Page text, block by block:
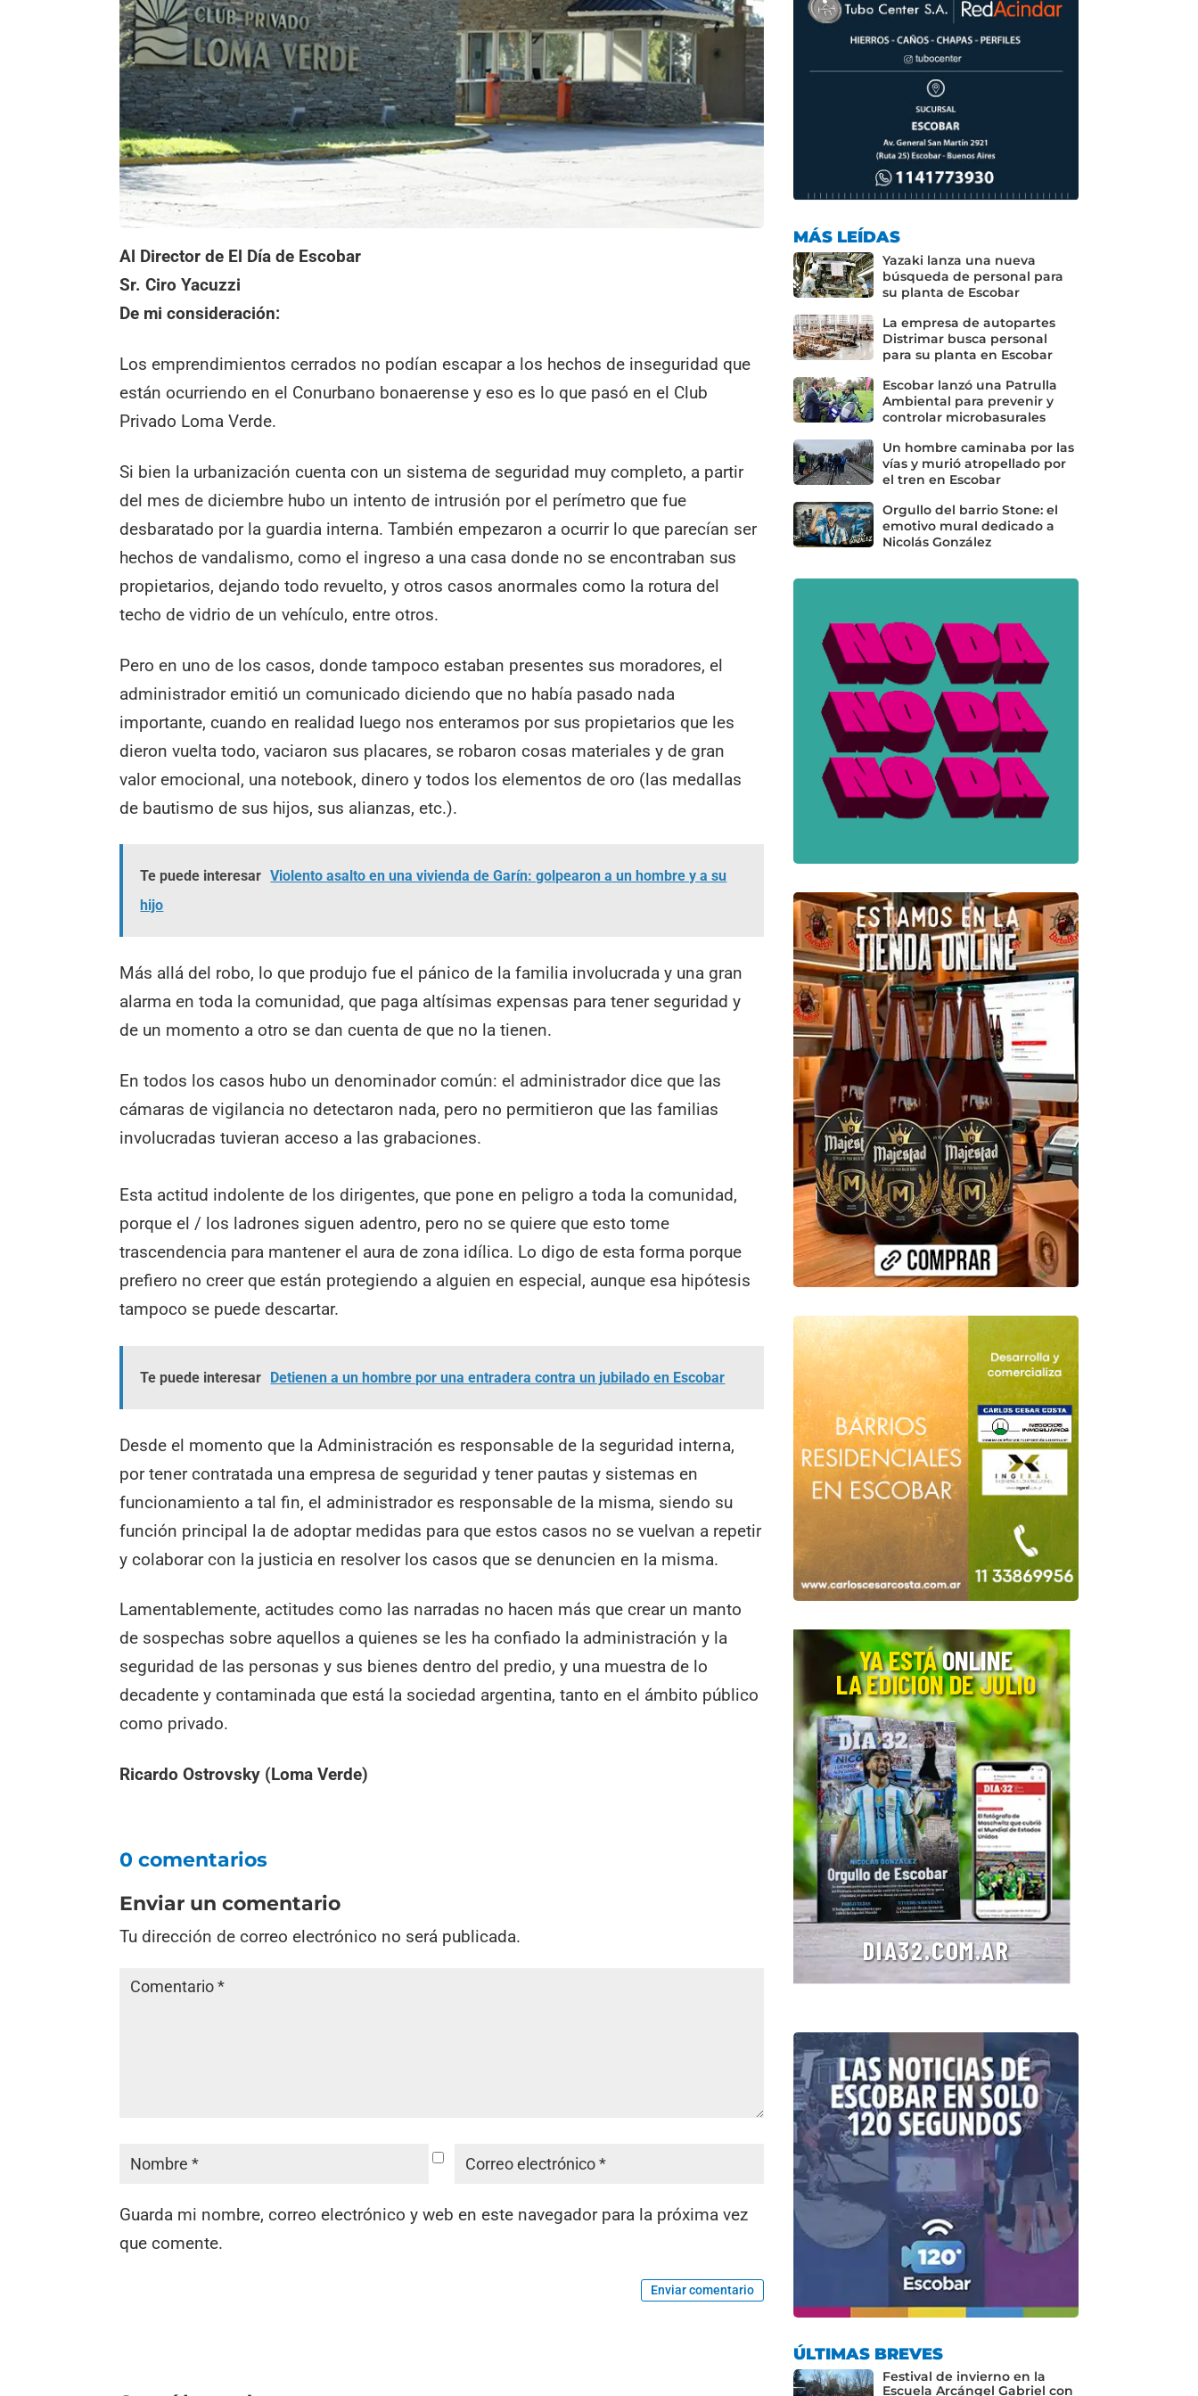
Al Director de El Día de Escobar
Sr. Ciro Yacuzzi
De mi consideración:
Los emprendimientos cerrados no podían escapar a los hechos de inseguridad que
están ocurriendo en el Conurbano bonaerense y eso es lo que pasó en el Club
Privado Loma Verde.
Si bien la urbanización cuenta con un sistema de seguridad muy completo, a partir
del mes de diciembre hubo un intento de intrusión por el perímetro que fue
desbaratado por la guardia interna. También empezaron a ocurrir lo que parecían ser
hechos de vandalismo, como el ingreso a una casa donde no se encontraban sus
propietarios, dejando todo revuelto, y otros casos anormales como la rotura del
techo de vidrio de un vehículo, entre otros.
Pero en uno de los casos, donde tampoco estaban presentes sus moradores, el
administrador emitió un comunicado diciendo que no había pasado nada
importante, cuando en realidad luego nos enteramos por sus propietarios que les
dieron vuelta todo, vaciaron sus placares, se robaron cosas materiales y de gran
valor emocional, una notebook, dinero y todos los elementos de oro (las medallas
de bautismo de sus hijos, sus alianzas, etc.).
Te puede interesar Violento asalto en una vivienda de Garín: golpearon a un hombre y a su
hijo
Más allá del robo, lo que produjo fue el pánico de la familia involucrada y una gran
alarma en toda la comunidad, que paga altísimas expensas para tener seguridad y
de un momento a otro se dan cuenta de que no la tienen.
En todos los casos hubo un denominador común: el administrador dice que las
cámaras de vigilancia no detectaron nada, pero no permitieron que las familias
involucradas tuvieran acceso a las grabaciones.
Esta actitud indolente de los dirigentes, que pone en peligro a toda la comunidad,
porque el / los ladrones siguen adentro, pero no se quiere que esto tome
trascendencia para mantener el aura de zona idílica. Lo digo de esta forma porque
prefiero no creer que están protegiendo a alguien en especial, aunque esa hipótesis
tampoco se puede descartar.
Te puede interesar Detienen a un hombre por una entradera contra un jubilado en Escobar
Desde el momento que la Administración es responsable de la seguridad interna,
por tener contratada una empresa de seguridad y tener pautas y sistemas en
funcionamiento a tal fin, el administrador es responsable de la misma, siendo su
función principal la de adoptar medidas para que estos casos no se vuelvan a repetir
y colaborar con la justicia en resolver los casos que se denuncien en la misma.
Lamentablemente, actitudes como las narradas no hacen más que crear un manto
de sospechas sobre aquellos a quienes se les ha confiado la administración y la
seguridad de las personas y sus bienes dentro del predio, y una muestra de lo
decadente y contaminada que está la sociedad argentina, tanto en el ámbito público
como privado.
Ricardo Ostrovsky (Loma Verde)
0 comentarios
Enviar un comentario
Tu dirección de correo electrónico no será publicada.
Guarda mi nombre, correo electrónico y web en este navegador para la próxima vez
que comente.
Enviar comentario
MÁS LEÍDAS
Yazaki lanza una nueva
búsqueda de personal para
su planta de Escobar
La empresa de autopartes
Distrimar busca personal
para su planta en Escobar
Escobar lanzó una Patrulla
Ambiental para prevenir y
controlar microbasurales
Un hombre caminaba por las
vías y murió atropellado por
el tren en Escobar
Orgullo del barrio Stone: el
emotivo mural dedicado a
Nicolás González
ÚLTIMAS BREVES
Festival de invierno en la
Escuela Arcángel Gabriel con